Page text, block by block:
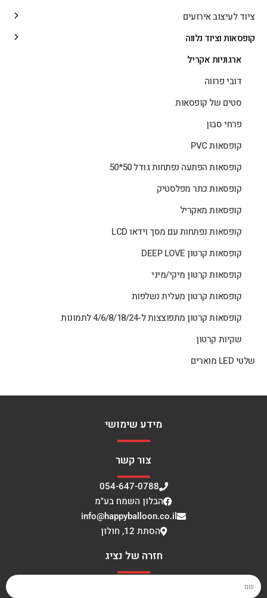
ציוד לעיצוב אירועים
קופסאות וציוד נלווה
ארגוניות אקריל
דובי פרווה
סטים של קופסאות
פרחי סבון
קופסאות PVC
קופסאות הפתעה נפתחות גודל 50*50
קופסאות כתר מפלסטיק
קופסאות מאקריל
קופסאות נפתחות עם מסך וידאו LCD
קופסאות קרטון DEEP LOVE
קופסאות קרטון מיקי/מיני
קופסאות קרטון מעלית נשלפות
קופסאות קרטון מתפוצצות ל-4/6/8/18/24 לתמונות
שקיות קרטון
שלטי LED מוארים
מידע שימושי
צור קשר
054-647-0788
הבלון השמח בע"מ
info@happyballoon.co.il
הסתת 12, חולון
חזרה של נציג